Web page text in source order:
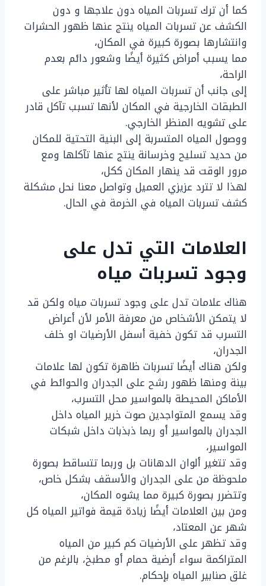
كما أن ترك تسربات المياه دون علاجها و دون
الكشف عن تسربات المياه ينتج عنها ظهور الحشرات
وانتشارها بصورة كبيرة في المكان،
مما يسبب أمراض كثيرة أيضًا وشعور دائم بعدم
الراحة،
إلى جانب أن تسربات المياه لها تأثير مباشر على
الطبقات الخارجية في المكان لأنها تسبب تآكل قادر
على تشويه المنظر الخارجي.
ووصول المياه المتسربة إلى البنية التحتية للمكان
من حديد تسليح وخرسانة ينتج عنها تآكلها ومع
مرور الوقت قد ينهار المكان ككل،
لهذا لا تترد عزيزي العميل وتواصل معنا نحل مشكلة
كشف تسربات المياه في الخرمة في الحال.
العلامات التي تدل على
وجود تسربات مياه
هناك علامات تدل على وجود تسربات مياه ولكن قد
لا يتمكن الأشخاص من معرفة الأمر لأن أعراض
التسرب قد تكون خفية أسفل الأرضيات او خلف
الجدران،
ولكن هناك أيضًا تسربات ظاهرة تكون لها علامات
بينة ومنها ظهور رشح على الجدران والحوائط في
الأماكن المحيطة بالمواسير محل التسرب،
وقد يسمع المتواجدين صوت خرير المياه داخل
الجدران بالمواسير أو ربما ذبذبات داخل شبكات
المواسير،
وقد تتغير ألوان الدهانات بل وربما تتساقط بصورة
ملحوظة من على الجدران والأسقف بشكل خاص،
وتتضرر بصورة كبيرة مما يشوه المكان،
ومن بين العلامات أيضًا زيادة قيمة فواتير المياه كل
شهر عن المعتاد،
وقد تظهر على الأرضيات كم كبير من المياه
المتراكمة سواء أرضية حمام أو مطبخ، بالرغم من
غلق صنابير المياه بإحكام.